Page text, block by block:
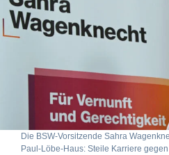
Die BSW-Vorsitzende Sahra
Paul-Löbe-Haus: Steile Karriere